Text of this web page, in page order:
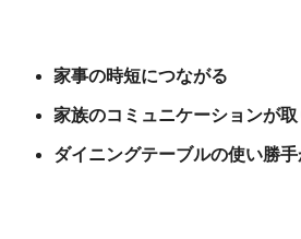
家事の時短につながる
家族のコミュニケーションが
ダイニングテーブルの使い勝